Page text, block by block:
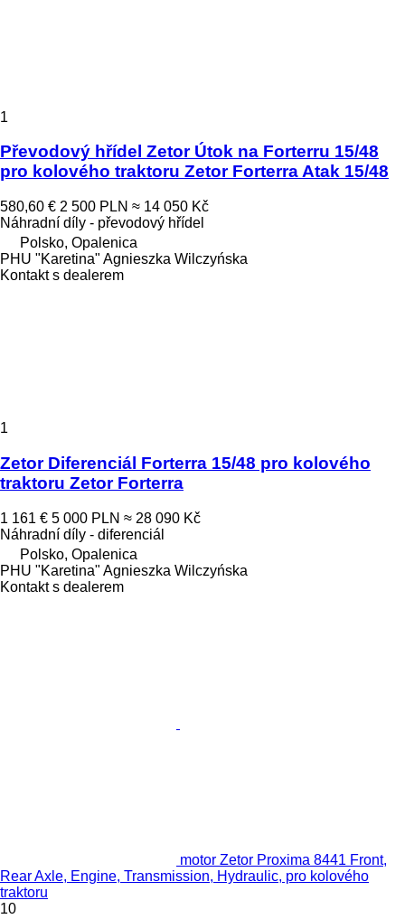
1
Převodový hřídel Zetor Útok na Forterru 15/48
pro kolového traktoru Zetor Forterra Atak 15/48
580,60 € 2 500 PLN ≈ 14 050 Kč
Náhradní díly - převodový hřídel
Polsko, Opalenica
PHU "Karetina" Agnieszka Wilczyńska
Kontakt s dealerem
1
Zetor Diferenciál Forterra 15/48 pro kolového
traktoru Zetor Forterra
1 161 € 5 000 PLN ≈ 28 090 Kč
Náhradní díly - diferenciál
Polsko, Opalenica
PHU "Karetina" Agnieszka Wilczyńska
Kontakt s dealerem
motor Zetor Proxima 8441 Front,
Rear Axle, Engine, Transmission, Hydraulic, pro kolového
traktoru
10